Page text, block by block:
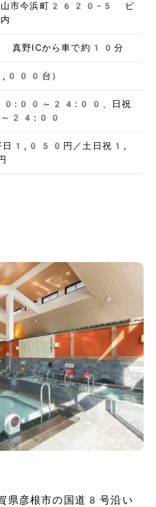
山市今浜町2620-5 ピ
真野ICから車で約10分
台）
10:00～24:00、日祝
24:00
日1,050円／土日祝1,
県彦根市の国道8号沿い